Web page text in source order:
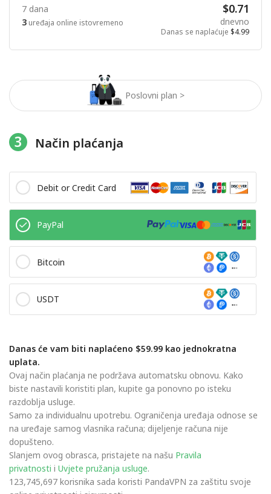
Poslovni plan >
7 dana
3 uređaja online istovremeno
$0.71
dnevno
Danas se naplaćuje $4.99
3 Način plaćanja
Debit or Credit Card
PayPal
Bitcoin
USDT
Danas će vam biti naplaćeno $59.99 kao jednokratna
uplata.
Ovaj način plaćanja ne podržava automatsku obnovu. Kako
biste nastavili koristiti plan, kupite ga ponovno po isteku
razdoblja usluge.
Samo za individualnu upotrebu. Ograničenja uređaja odnose se
na uređaje samog vlasnika računa; dijeljenje računa nije
dopušteno.
Slanjem ovog obrasca, pristajete na našu Pravila
privatnosti i Uvjete pružanja usluge.
123,745,697 korisnika sada koristi PandaVPN za zaštitu svoje